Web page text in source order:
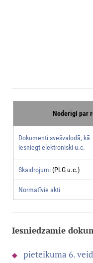
Noderīgi par
Dokumenti svešvalodā, kā
iesniegt elektroniski u.c.
Skaidrojumi(PLG u.c.)
Normatīvie akti
Iesniedzamie
pieteikuma 6.